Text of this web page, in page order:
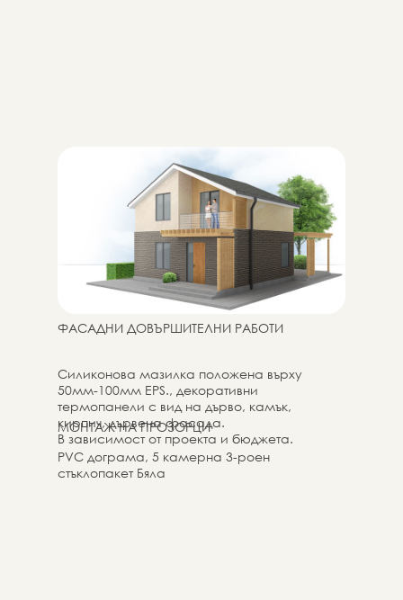
ФАСАДНИ ДОВЪРШИТЕЛНИ РАБОТИ
Силиконова мазилка положена върху
50мм-100мм EPS., декоративни
термопанели с вид на дърво, камък,
кирпич, дървена фасада.
В зависимост от проекта и бюджета.
МОНТАЖ НА ПРОЗОРЦИ
PVC дограма, 5 камерна 3-роен
стъклопакет Бяла